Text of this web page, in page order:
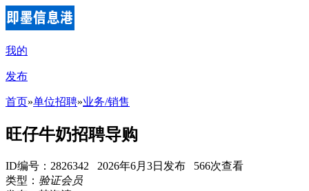
我的
发布
首页»单位招聘»业务/销售
旺仔牛奶招聘导购
ID编号：2826342 2026年6月3日发布 566次查看
类型： 验证会员